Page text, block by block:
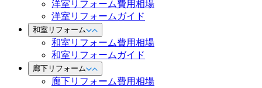
洋室リフォーム費用相場
洋室リフォームガイド
和室リフォーム
和室リフォーム費用相場
和室リフォームガイド
廊下リフォーム
廊下リフォーム費用相場